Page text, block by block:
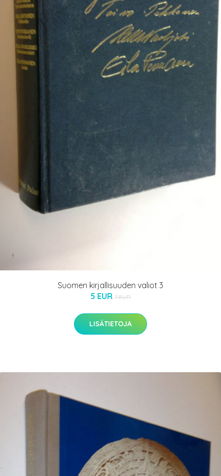
Suomen kirjallisuuden valiot 3
5 EUR 7 EUR
LISÄTIETOJA